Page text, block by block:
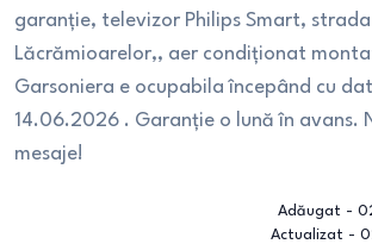
garanție, televizor Philips Smart, strada
Lăcrămioarelor,, aer condiționat
Garsoniera e ocupabila începând cu
14.06.2026 . Garanție o lună în avans.
mesaje!
Adăugat -
Actualizat -